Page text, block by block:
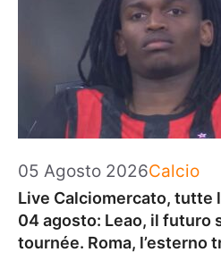
05 Agosto 2026Categorie
Calcio
Live Calciomercato, tutte
04 agosto: Leao, il futuro
tournée. Roma, l’esterno